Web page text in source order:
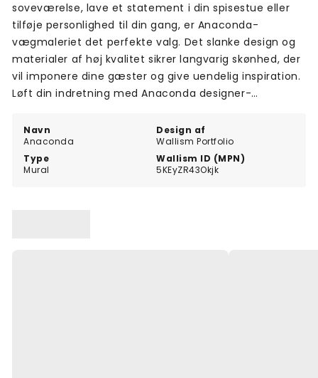
Navn
Anaconda
Design af
Wallism Portfolio
Type
Mural
Wallism ID (MPN)
5KEyZR43Okjk
soveværelse, lave et statement i din spisestue eller
tilføje personlighed til din gang, er Anaconda-
vægmaleriet det perfekte valg. Det slanke design og
materialer af høj kvalitet sikrer langvarig skønhed, der
vil imponere dine gæster og give uendelig inspiration.
Løft din indretning med Anaconda designer-
kunstværk.